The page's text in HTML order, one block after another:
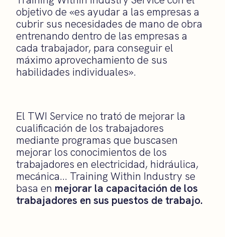
objetivo de «es ayudar a las empresas a
cubrir sus necesidades de mano de obra
entrenando dentro de las empresas a
cada trabajador, para conseguir el
máximo aprovechamiento de sus
habilidades individuales».
El TWI Service no trató de mejorar la
cualificación de los trabajadores
mediante programas que buscasen
mejorar los conocimientos de los
trabajadores en electricidad, hidráulica,
mecánica… Training Within Industry se
basa en mejorar la capacitación de los
trabajadores en sus puestos de trabajo.